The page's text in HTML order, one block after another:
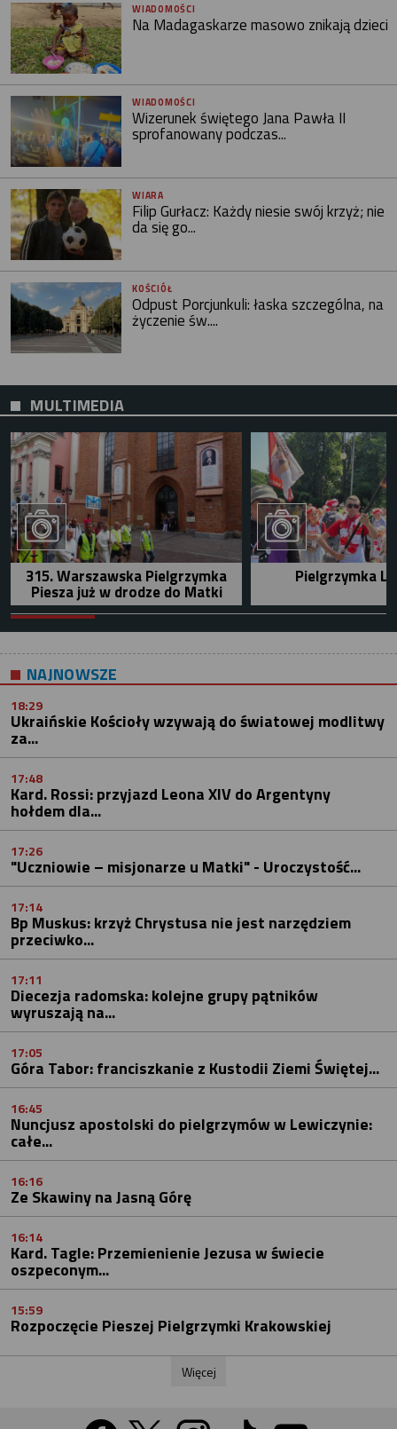
WIADOMOŚCI
Na Madagaskarze masowo znikają dzieci
WIADOMOŚCI
Wizerunek świętego Jana Pawła II
sprofanowany podczas...
WIARA
Filip Gurłacz: Każdy niesie swój krzyż; nie
da się go...
KOŚCIÓŁ
Odpust Porcjunkuli: łaska szczególna, na
życzenie św....
MULTIMEDIA
315. Warszawska Pielgrzymka
Piesza już w drodze do Matki
Pielgrzymka
NAJNOWSZE
18:29
Ukraińskie Kościoły wzywają do światowej modlitwy
za...
17:48
Kard. Rossi: przyjazd Leona XIV do Argentyny
hołdem dla...
17:26
"Uczniowie – misjonarze u Matki" - Uroczystość...
17:14
Bp Muskus: krzyż Chrystusa nie jest narzędziem
przeciwko...
17:11
Diecezja radomska: kolejne grupy pątników
wyruszają na...
17:05
Góra Tabor: franciszkanie z Kustodii Ziemi Świętej...
16:45
Nuncjusz apostolski do pielgrzymów w Lewiczynie:
całe...
16:16
Ze Skawiny na Jasną Górę
16:14
Kard. Tagle: Przemienienie Jezusa w świecie
oszpeconym...
15:59
Rozpoczęcie Pieszej Pielgrzymki Krakowskiej
Więcej